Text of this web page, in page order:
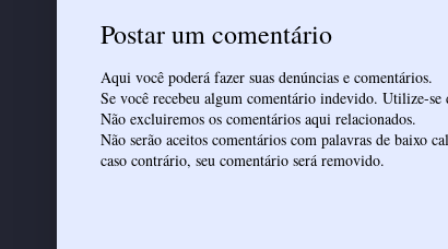
Postar um comentário
Aqui você poderá fazer suas denúncias e comentários.
Se você recebeu algum comentário indevido. Utilize-se
Não excluiremos os comentários aqui relacionados.
Não serão aceitos comentários com palavras de baixo
caso contrário, seu comentário será removido.